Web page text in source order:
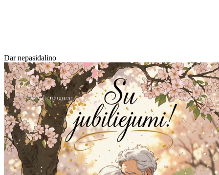
Dar nepasidalino